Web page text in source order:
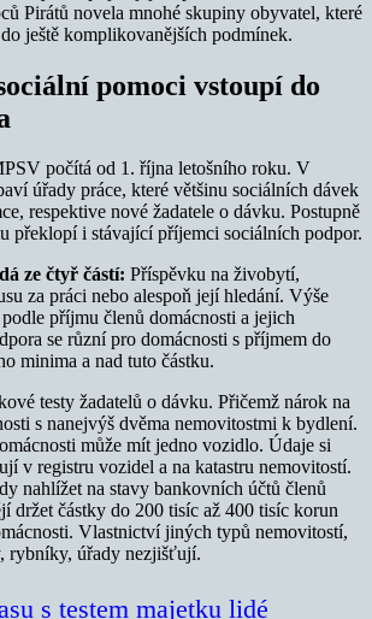
Pirátů novela mnohé skupiny obyvatel, které
ještě komplikovanějších podmínek.
pomoci vstoupí do
počítá od 1. října letošního roku. V
úřady práce, které většinu sociálních dávek
respektive nové žadatele o dávku. Postupně
překlopí i stávající příjemci sociálních podpor.
ze čtyř částí: Příspěvku na živobytí,
za práci nebo alespoň její hledání. Výše
příjmu členů domácnosti a jejich
se různí pro domácnosti s příjmem do
minima a nad tuto částku.
testy žadatelů o dávku. Přičemž nárok na
s nanejvýš dvěma nemovitostmi k bydlení.
může mít jedno vozidlo. Údaje si
v registru vozidel a na katastru nemovitostí.
nahlížet na stavy bankovních účtů členů
držet částky do 200 tisíc až 400 tisíc korun
Vlastnictví jiných typů nemovitostí,
rybníky, úřady nezjišťují.
s testem majetku lidé